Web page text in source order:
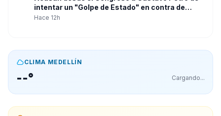
intentar un "Golpe de Estado" en contra de
Abelardo de la Espriella a solo dos días de su
Hace 12h
CLIMA MEDELLÍN
--° Cargando...